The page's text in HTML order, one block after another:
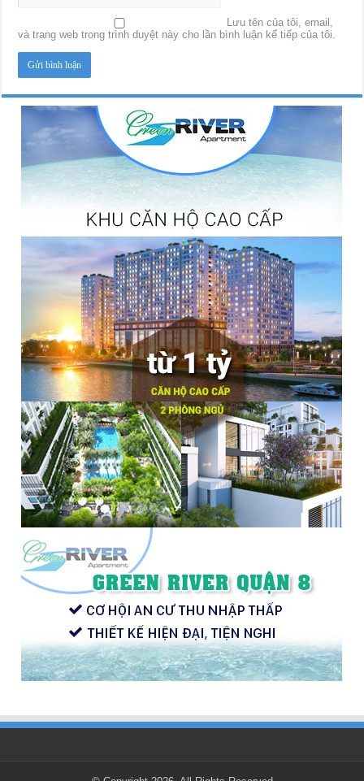
Lưu tên của tôi, email,
và trang web trong trình duyệt này cho lần bình luận kế tiếp của tôi.